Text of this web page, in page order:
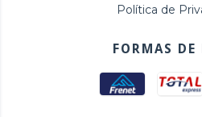
Política de
FORMAS DE